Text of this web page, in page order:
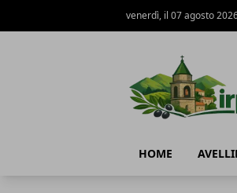
venerdì, il 07 agosto
HOME